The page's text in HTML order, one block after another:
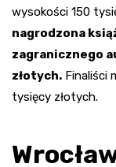
wysokości 150
nagrodzona
zagranicznego
złotych. Finaliści
tysięcy złotych.